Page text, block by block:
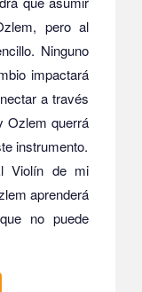
pero al
Ninguno
impactará
a través
Ozlem querrá
instrumento.
Violín de mi
aprenderá
no puede